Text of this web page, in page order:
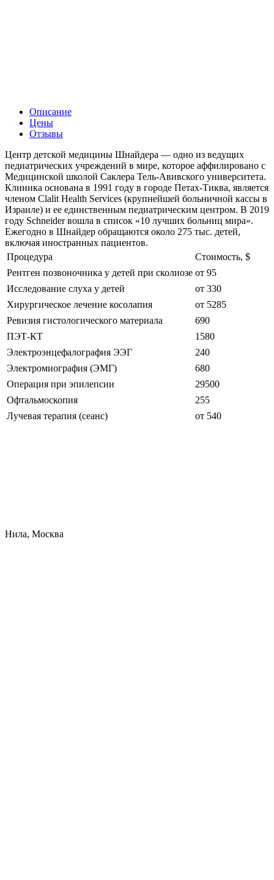
Описание
Цены
Отзывы
Центр детской медицины Шнайдера — одно из ведущих
педиатрических учреждений в мире, которое аффилировано с
Медицинской школой Саклера Тель-Авивского университета.
Клиника основана в 1991 году в городе Петах-Тиква, является
членом Clalit Health Services (крупнейшей больничной кассы в
Израиле) и ее единственным педиатрическим центром. В 2019
году Schneider вошла в список «10 лучших больниц мира».
Ежегодно в Шнайдер обращаются около 275 тыс. детей,
включая иностранных пациентов.
Процедура
Стоимость, $
Рентген позвоночника у детей при сколиозе от 95
Исследование слуха у детей
от 330
Хирургическое лечение косолапия
от 5285
Ревизия гистологического материала
690
ПЭТ-КТ
1580
Электроэнцефалография ЭЭГ
240
Электромиография (ЭМГ)
680
Операция при эпилепсии
29500
Офтальмоскопия
255
Лучевая терапия (сеанс)
от 540
Нила, Москва